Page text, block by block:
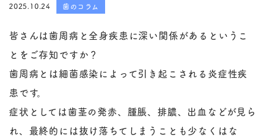
2025.10.24 歯のコラム
皆さんは歯周病と全身疾患に深い関係があるというこ
とをご存知ですか？
歯周病とは細菌感染によって引き起こされる炎症性疾
患です。
症状としては歯茎の発赤、腫脹、排膿、出血などが見ら
れ、最終的には抜け落ちてしまうことも少なくはな